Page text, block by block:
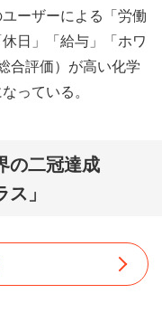
ーザーによる「労働
日」「給与」「ホワ
合評価）が高い化学
っている。
の二冠達成
」